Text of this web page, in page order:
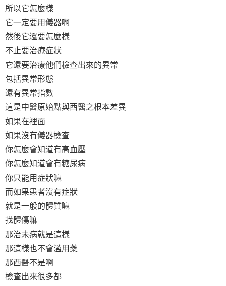
所以它怎麼樣
它一定要用儀器啊
然後它還要怎麼樣
不止要治療症狀
它還要治療他們檢查出來的異常
包括異常形態
還有異常指數
這是中醫原始點與西醫之根本差異
如果在裡面
如果沒有儀器檢查
你怎麼會知道有高血壓
你怎麼知道會有糖尿病
你只能用症狀嘛
而如果患者沒有症狀
就是一般的體質嘛
找體傷嘛
那治未病就是這樣
那這樣也不會濫用藥
那西醫不是啊
檢查出來很多都